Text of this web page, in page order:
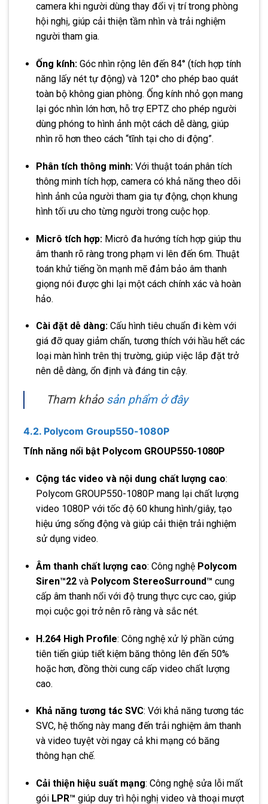
camera khi người dùng thay đổi vị trí trong phòng
hội nghị, giúp cải thiện tầm nhìn và trải nghiệm
người tham gia.
Ống kính: Góc nhìn rộng lên đến 84° (tích hợp tính
năng lấy nét tự động) và 120° cho phép bao quát
toàn bộ không gian phòng. Ống kính nhỏ gọn mang
lại góc nhìn lớn hơn, hỗ trợ EPTZ cho phép người
dùng phóng to hình ảnh một cách dễ dàng, giúp
nhìn rõ hơn theo cách “tĩnh tại cho di động”.
Phân tích thông minh: Với thuật toán phân tích
thông minh tích hợp, camera có khả năng theo dõi
hình ảnh của người tham gia tự động, chọn khung
hình tối ưu cho từng người trong cuộc họp.
Micrô tích hợp: Micrô đa hướng tích hợp giúp thu
âm thanh rõ ràng trong phạm vi lên đến 6m. Thuật
toán khử tiếng ồn mạnh mẽ đảm bảo âm thanh
giọng nói được ghi lại một cách chính xác và hoàn
hảo.
Cài đặt dễ dàng: Cấu hình tiêu chuẩn đi kèm với
giá đỡ quay giảm chấn, tương thích với hầu hết các
loại màn hình trên thị trường, giúp việc lắp đặt trở
nên dễ dàng, ổn định và đáng tin cậy.
Tham khảo sản phẩm ở đây
4.2. Polycom Group550-1080P
Tính năng nổi bật Polycom GROUP550-1080P
Cộng tác video và nội dung chất lượng cao:
Polycom GROUP550-1080P mang lại chất lượng
video 1080P với tốc độ 60 khung hình/giây, tạo
hiệu ứng sống động và giúp cải thiện trải nghiệm
sử dụng video.
Âm thanh chất lượng cao: Công nghệ Polycom
Siren™22và Polycom StereoSurround™ cung
cấp âm thanh nổi với độ trung thực cực cao, giúp
mọi cuộc gọi trở nên rõ ràng và sắc nét.
H.264 High Profile: Công nghệ xử lý phần cứng
tiên tiến giúp tiết kiệm băng thông lên đến 50%
hoặc hơn, đồng thời cung cấp video chất lượng
cao.
Khả năng tương tác SVC: Với khả năng tương tác
SVC, hệ thống này mang đến trải nghiệm âm thanh
và video tuyệt vời ngay cả khi mạng có băng
thông hạn chế.
Cải thiện hiệu suất mạng: Công nghệ sửa lỗi mất
gói LPR™ giúp duy trì hội nghị video và thoại mượt